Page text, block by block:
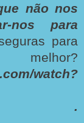
não nos
nos para
para
watch?
.